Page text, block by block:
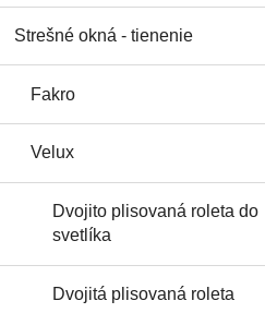
Strešné okná - tienenie
Fakro
Velux
Dvojito plisovaná roleta do
svetlíka
Dvojitá plisovaná roleta